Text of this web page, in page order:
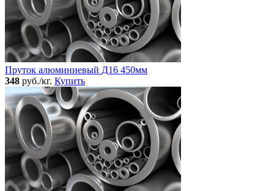
Пруток алюминиевый Д16 450мм
348 руб./кг. Купить